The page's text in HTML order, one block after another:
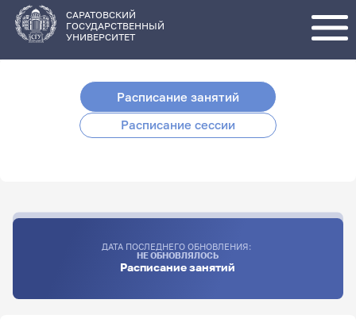
основному
содержанию
САРАТОВСКИЙ
ГОСУДАРСТВЕННЫЙ
УНИВЕРСИТЕТ
Расписание занятий
Расписание сессии
ДАТА ПОСЛЕДНЕГО ОБНОВЛЕНИЯ:
НЕ ОБНОВЛЯЛОСЬ
Расписание занятий